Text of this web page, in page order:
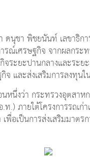
นุชา พิชยนันท์ เลขาธิก
ณ์เศรษฐกิจ จากผลกร
จระยะปานกลางและร
และส่งเสริมการลงทุน
หนึ่งว่า กระทรวงอุตสา
ภายใต้โครงการรถเก่
อเป็นการส่งเสริมมาต